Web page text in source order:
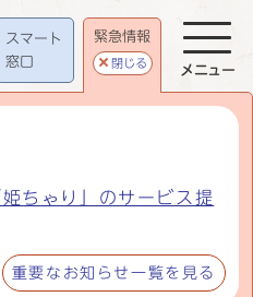
スマート
窓口
緊急情報
閉じる
ちゃり」のサービス提
重要なお知らせ一覧を見る
メニュー